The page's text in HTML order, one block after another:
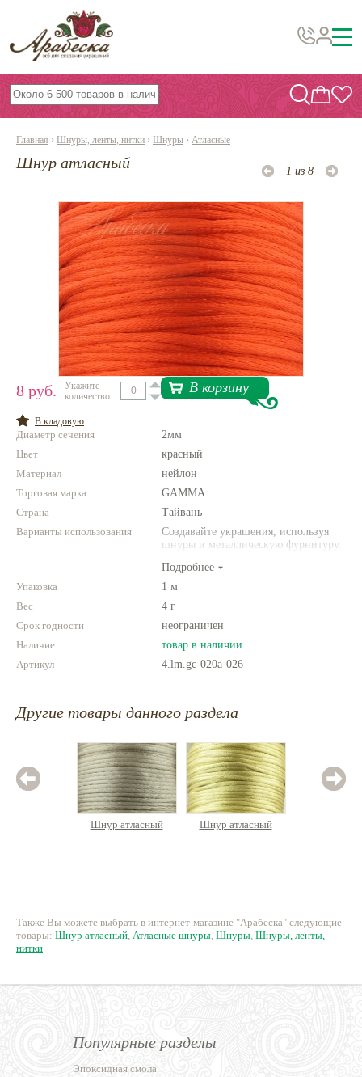
Бусины, подвески, декор
Бисер
Проволока
Инструменты и материалы
Эпоксидная смола
Шнуры, ленты, нитки
По темам и сезонам
Бисер TOHO
Нетемнеющая фурнитура
Всё для вышивки
Проволока
Натуральные камни
Каталог
Новинки!
Главная › Шнуры, ленты, нитки › Шнуры › Атласные
Шнур атласный 1 из 8
8 руб.
Укажите
количество:
В корзину
В кладовую
Диаметр сечения
2мм
Цвет
красный
Материал
нейлон
Торговая марка
GAMMA
Страна
Тайвань
Варианты использования
Создавайте украшения, используя
шнуры и металлическую фурнитуру.
Подробнее
Упаковка
1 м
Вес
4 г
Срок годности
неограничен
Наличие
товар в наличии
Артикул
4.lm.gc-020a-026
Другие товары данного раздела
Шнур атласный Шнур атласный
Также Вы можете выбрать в интернет-магазине "Арабеска" следующие
товары: Шнур атласный, Атласные шнуры, Шнуры, Шнуры, ленты,
нитки
Популярные разделы
Эпоксидная смола